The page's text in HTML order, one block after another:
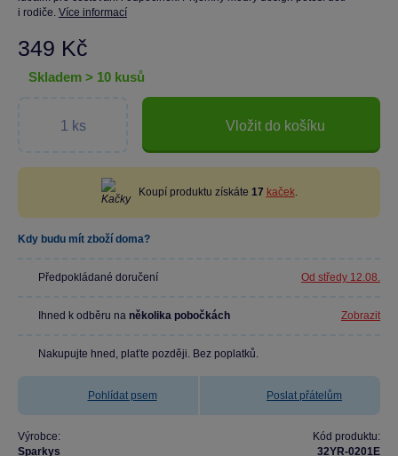
i rodiče. Více informací
349 Kč
skladem > 10 kusů
Vložit do košíku
Koupí produktu získáte 17 kaček.
Kdy budu mít zboží doma?
Předpokládané doručení Od středy 12.08.
Ihned k odběru na několika pobočkách Zobrazit
Nakupujte hned, plaťte později. Bez poplatků.
Pohlídat psem Poslat přátelům
Výrobce:
Sparkys
Kód produktu:
32YR-0201E